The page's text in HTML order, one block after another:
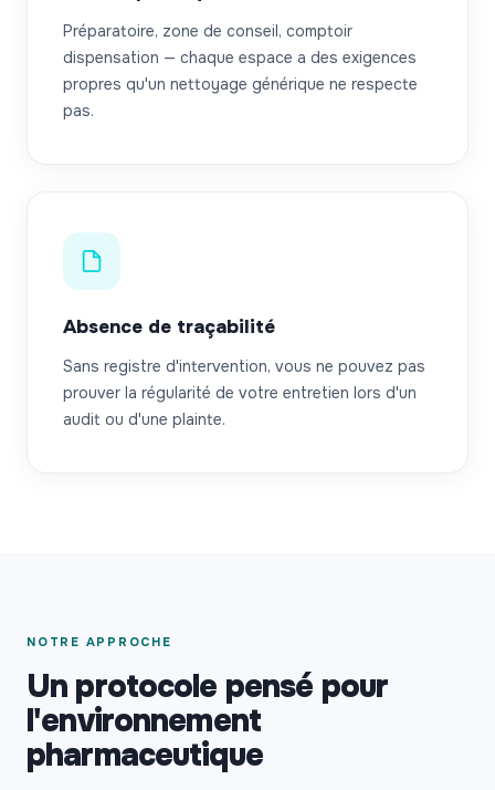
Préparatoire, zone de conseil, comptoir
dispensation — chaque espace a des exigences
propres qu'un nettoyage générique ne respecte
pas.
Absence de traçabilité
Sans registre d'intervention, vous ne pouvez pas
prouver la régularité de votre entretien lors d'un
audit ou d'une plainte.
NOTRE APPROCHE
Un protocole pensé pour
l'environnement
pharmaceutique